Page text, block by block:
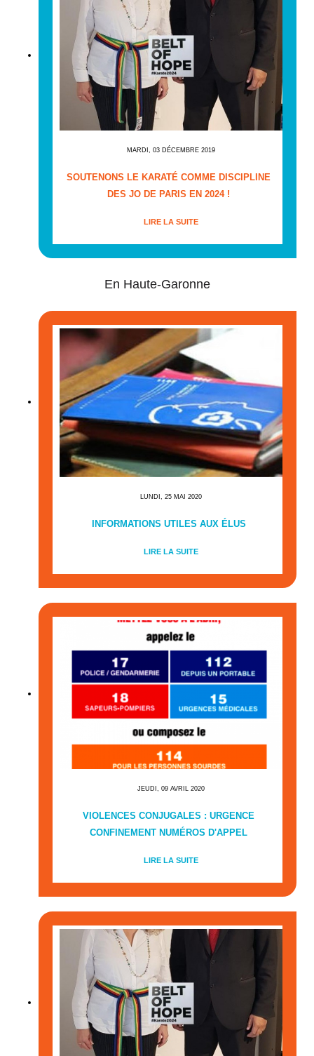
MARDI, 03 DÉCEMBRE 2019
SOUTENONS LE KARATÉ COMME DISCIPLINE
DES JO DE PARIS EN 2024 !
LIRE LA SUITE
En Haute-Garonne
LUNDI, 25 MAI 2020
INFORMATIONS UTILES AUX ÉLUS
LIRE LA SUITE
JEUDI, 09 AVRIL 2020
VIOLENCES CONJUGALES : URGENCE
CONFINEMENT NUMÉROS D'APPEL
LIRE LA SUITE